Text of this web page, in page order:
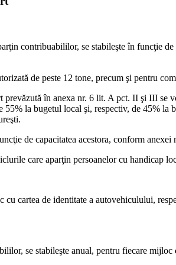
contribuabililor, se stabileşte în funcţie
de peste 12 tone, precum şi pentru
prevăzută în anexa nr. 6 lit. A pct. II şi III
la bugetul local şi, respectiv, de 45%
de capacitatea acestora, conform anexei
care aparţin persoanelor cu handicap
cartea de identitate a autovehiculului,
se stabileşte anual, pentru fiecare